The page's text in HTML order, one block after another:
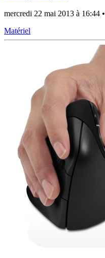
mercredi 22 mai 2013 à 16:44 •
Matériel